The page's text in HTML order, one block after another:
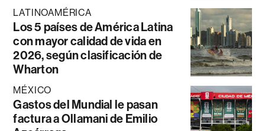
LATINOAMÉRICA
Los 5 países de América Latina
con mayor calidad de vida en
2026, según clasificación de
Wharton
MÉXICO
Gastos del Mundial le pasan
factura a Ollamani de Emilio